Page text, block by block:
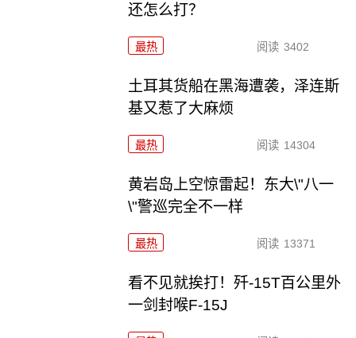
还怎么打？
最热 阅读 3402
土耳其货船在黑海遭袭，泽连斯
基又惹了大麻烦
最热 阅读 14304
黄岩岛上空惊雷起！东大\"八一
\"警巡完全不一样
最热 阅读 13371
看不见就挨打！歼-15T百公里外
一剑封喉F-15J